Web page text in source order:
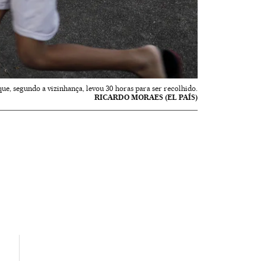
segundo a vizinhança, levou 30 horas para ser recolhido.
RICARDO MORAES (EL PAÍS)